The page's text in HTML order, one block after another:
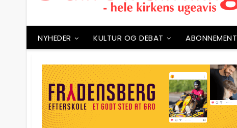
NYHEDER KULTUR OG DEBAT ABONNEMENT